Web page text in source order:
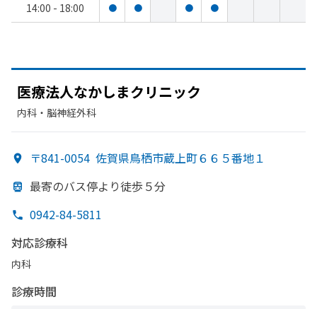
14:00 - 18:00 ● ● ● ●
医療法人なかしまクリニック
内科・​脳神経外科
〒841-0054 佐賀県鳥栖市蔵上町６６５番地１
最寄のバス停より徒歩５分
0942-84-5811
対応診療科
内科
診療時間